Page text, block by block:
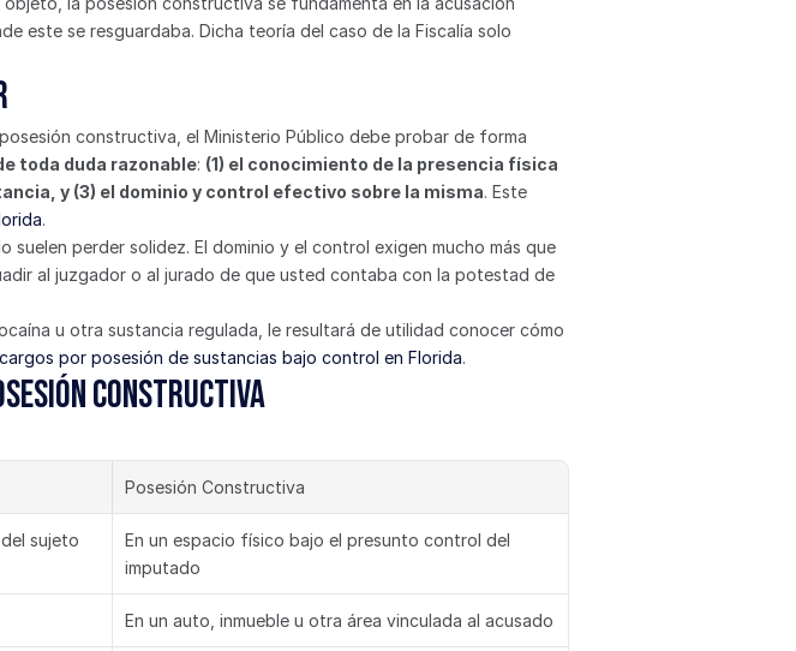
este se resguardaba. Dicha teoría del caso de la Fiscalía solo
constructiva, el Ministerio Público debe probar de forma
toda duda razonable: (1) el conocimiento de la presencia física
y (3) el dominio y control efectivo sobre la misma. Este
.
perder solidez. El dominio y el control exigen mucho más que
al juzgador o al jurado de que usted contaba con la potestad de
u otra sustancia regulada, le resultará de utilidad conocer cómo
cargos por posesión de sustancias bajo control en Florida.
constructiva
Posesión Constructiva
sujeto
En un espacio físico bajo el presunto control del
imputado
En un auto, inmueble u otra área vinculada al acusado